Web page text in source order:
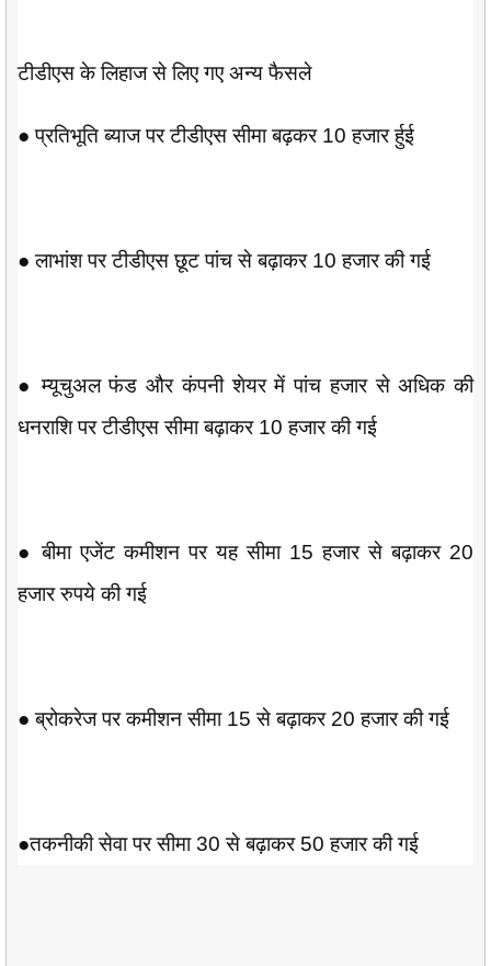
टीडीएस के लिहाज से लिए गए अन्य फैसले
● प्रतिभूति ब्याज पर टीडीएस सीमा बढ़कर 10 हजार र्हुई
● लाभांश पर टीडीएस छूट पांच से बढ़ाकर 10 हजार की गई
● म्यूचुअल फंड और कंपनी शेयर में पांच हजार से अधिक की
धनराशि पर टीडीएस सीमा बढ़ाकर 10 हजार की गई
● बीमा एजेंट कमीशन पर यह सीमा 15 हजार से बढ़ाकर 20
हजार रुपये की गई
● ब्रोकरेज पर कमीशन सीमा 15 से बढ़ाकर 20 हजार की गई
●तकनीकी सेवा पर सीमा 30 से बढ़ाकर 50 हजार की गई